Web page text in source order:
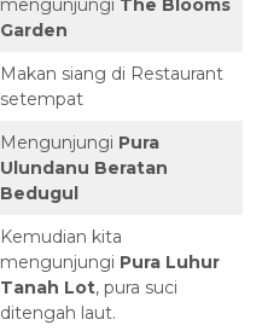
mengunjungi The Blooms
Garden
Makan siang di Restaurant
setempat
Mengunjungi Pura
Ulundanu Beratan
Bedugul
Kemudian kita
mengunjungi Pura Luhur
Tanah Lot, pura suci
ditengah laut.